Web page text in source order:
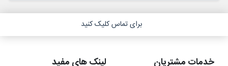
برای تماس کلیک کنید
خدمات مشتریان لینک های مفید